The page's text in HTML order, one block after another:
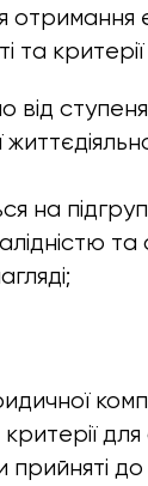
та
від
на
для
прийняті